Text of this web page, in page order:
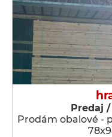
Predaj
Prodám obalové -